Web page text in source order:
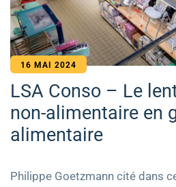
16 MAI 2024
LSA Conso – Le
non-alimentaire en
alimentaire
Philippe Goetzmann cité dans